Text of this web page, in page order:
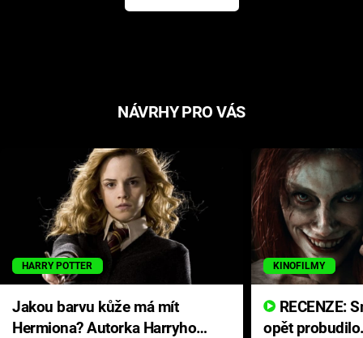
NÁVRHY PRO VÁS
HARRY POTTER
Jakou barvu kůže má mít
Hermiona? Autorka Harryho
KINOFILMY
opět